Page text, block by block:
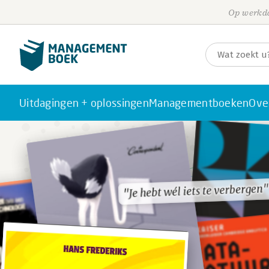
Op
Uitdagingen + oplossingenManagementboeken
"Je hebt wél iets te verbergen"
"Je hebt wél iets te verbergen"